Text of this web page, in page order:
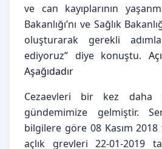
ve can kayıplarının
Bakanlığı’nı ve Sağlık
oluşturarak gerekli
ediyoruz” diye konuştu.
Aşağıdadır
Cezaevleri bir kez daha
gündemimize gelmiştir.
bilgilere göre 08 Kasım
açlık grevleri 22-01-2019